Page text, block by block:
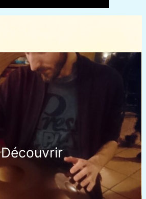
Découvrir